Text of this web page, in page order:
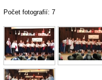
Počet fotografií: 7